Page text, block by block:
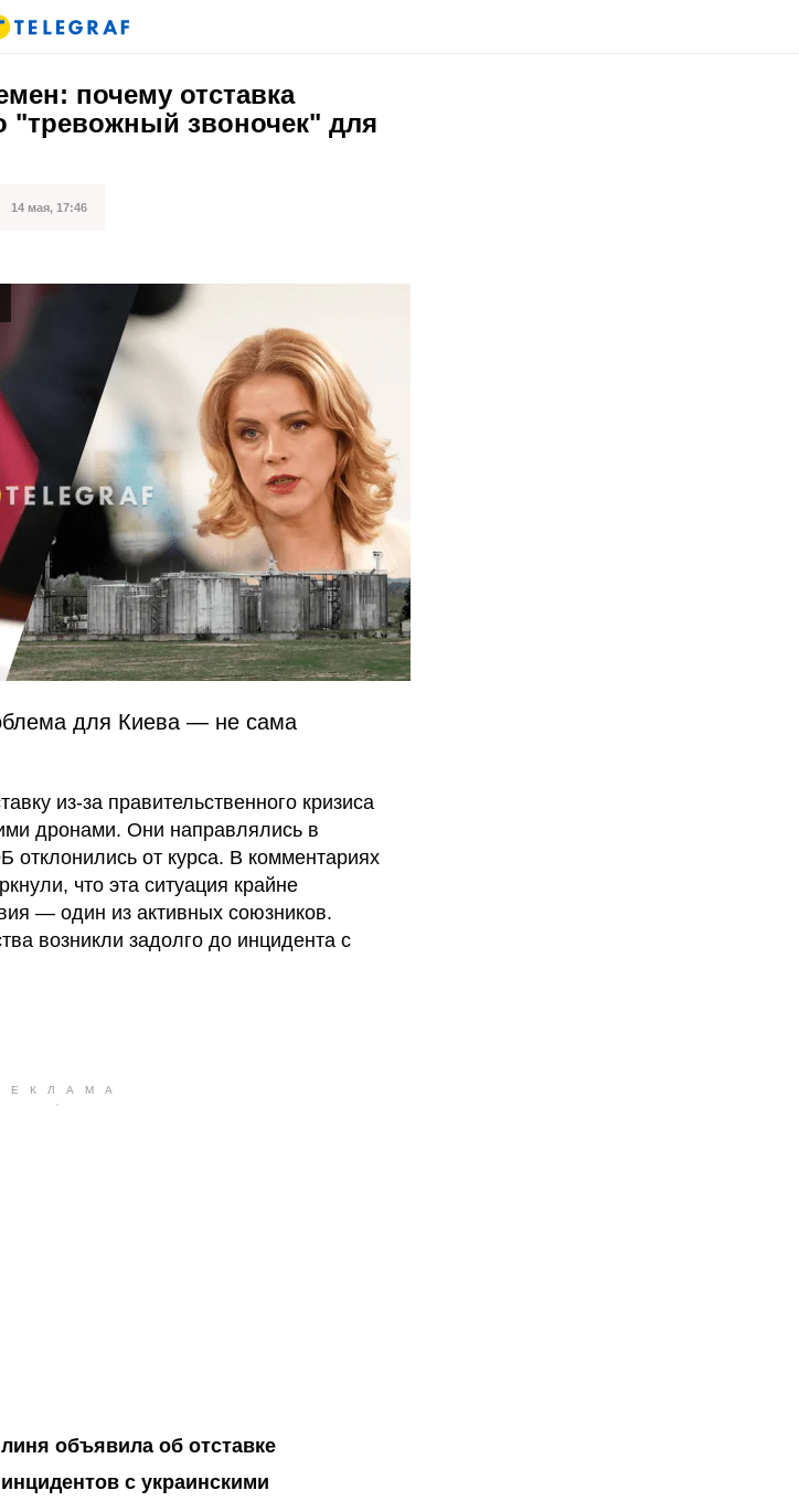
почему отставка
"тревожный звоночек" для
14 мая, 17:46
для Киева — не сама
из-за правительственного кризиса
дронами. Они направлялись в
отклонились от курса. В комментариях
что эта ситуация крайне
— один из активных союзников.
возникли задолго до инцидента с
объявила об отставке
с украинскими